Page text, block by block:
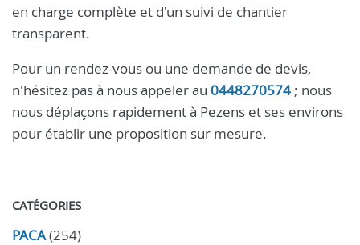
en charge complète et d'un suivi de chantier
transparent.
Pour un rendez-vous ou une demande de devis,
n'hésitez pas à nous appeler au 0448270574 ; nous
nous déplaçons rapidement à Pezens et ses environs
pour établir une proposition sur mesure.
CATÉGORIES
PACA(254)